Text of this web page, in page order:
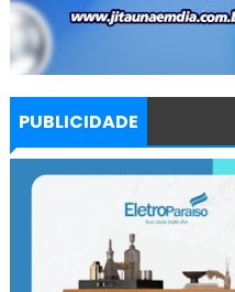
PUBLICIDADE